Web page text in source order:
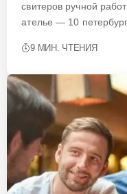
свитеров ручной
ателье — 10
9 МИН. ЧТЕНИЯ